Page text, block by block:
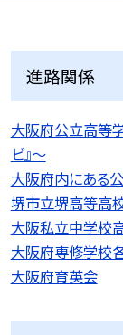
進路関係
大阪府公立高等
ビ』〜
大阪府内にある
堺市立堺高等高
大阪私立中学校
大阪府専修学校
大阪府育英会